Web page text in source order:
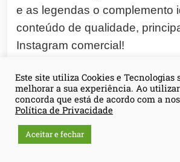
e as legendas o complemento
conteúdo de qualidade,
Instagram comercial!
Não estou falando que você
um fotográfo, não que não
acredito que seja algo para um
ou algo assim.
Este site utiliza Cookies e Tecnologias
melhorar a sua experiência. Ao
concorda que está de acordo com a
Política de Privacidade
Aceitar e fechar